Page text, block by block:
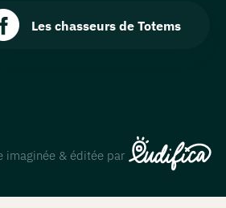
Les chasseurs de Totems
imaginée & éditée par